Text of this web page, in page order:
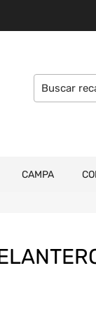
CAMPA